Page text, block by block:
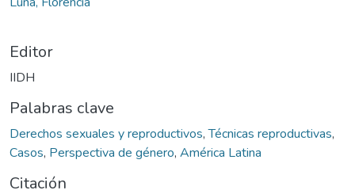
Editor
IIDH
Palabras clave
Derechos sexuales y reproductivos,Técnicas reproductivas,
Casos, Perspectiva de género, América Latina
Citación